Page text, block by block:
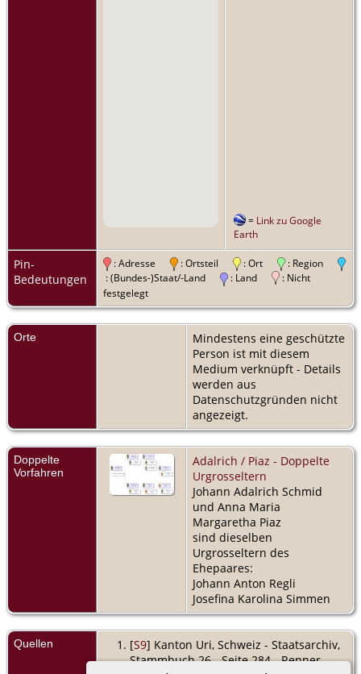
= Link zu Google
Earth
Pin-
Bedeutungen
: Adresse : Ortsteil : Ort
: Region
: (Bundes-)Staat/-Land
: Land
: Nicht
festgelegt
Orte
Mindestens eine geschützte
Person ist mit diesem
Medium verknüpft - Details
werden aus
Datenschutzgründen nicht
angezeigt.
Doppelte
Vorfahren
Adalrich / Piaz - Doppelte
Urgrosseltern
Johann Adalrich Schmid
und Anna Maria
Margaretha Piaz
sind dieselben
Urgrosseltern des
Ehepaares:
Johann Anton Regli
Josefina Karolina Simmen
Quellen [S9] Kanton Uri, Schweiz - Staatsarchiv,
Stammbuch 26 - Seite 284 - Renner